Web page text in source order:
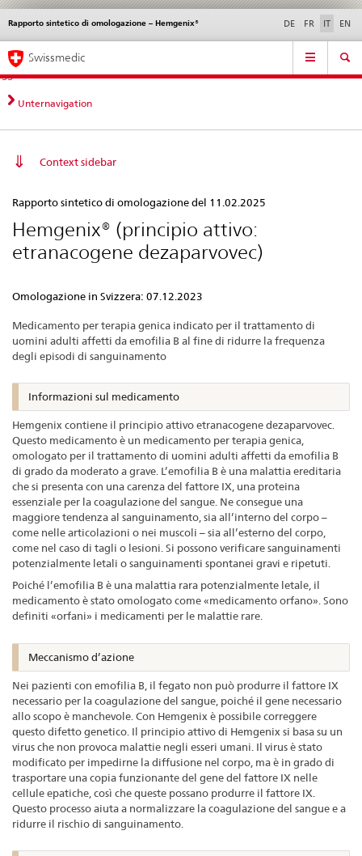
Navigazione
diretta:
novità,
aspetti
contatto
Novità &
norme
Contatto | Supporto &
aiuto
Rapporto sintetico di omologazione – Hemgenix® DE FR IT EN
Service
Navigation
Swissmedic
Unternavigation
Context sidebar
sintetico
di
omologazione
Hemgenix®
Rapporto sintetico di omologazione del 11.02.2025
Hemgenix® (principio attivo:
etranacogene dezaparvovec)
Omologazione in Svizzera: 07.12.2023
Medicamento per terapia genica indicato per il trattamento di
uomini adulti affetti da emofilia B al fine di ridurre la frequenza
degli episodi di sanguinamento
Informazioni sul medicamento
Hemgenix contiene il principio attivo etranacogene dezaparvovec.
Questo medicamento è un medicamento per terapia genica,
omologato per il trattamento di uomini adulti affetti da emofilia B
di grado da moderato a grave. L’emofilia B è una malattia ereditaria
che si presenta con una carenza del fattore IX, una proteina
essenziale per la coagulazione del sangue. Ne consegue una
maggiore tendenza al sanguinamento, sia all’interno del corpo –
come nelle articolazioni o nei muscoli – sia all’esterno del corpo,
come nel caso di tagli o lesioni. Si possono verificare sanguinamenti
potenzialmente letali o sanguinamenti spontanei gravi e ripetuti.
Poiché l’emofilia B è una malattia rara potenzialmente letale, il
medicamento è stato omologato come «medicamento orfano». Sono
definiti «orfani» i medicamenti per le malattie rare.
Meccanismo d’azione
Nei pazienti con emofilia B, il fegato non può produrre il fattore IX
necessario per la coagulazione del sangue, poiché il gene necessario
allo scopo è manchevole. Con Hemgenix è possibile correggere
questo difetto genetico. Il principio attivo di Hemgenix si basa su un
virus che non provoca malattie negli esseri umani. Il virus è stato
modificato per impedirne la diffusione nel corpo, ma è in grado di
trasportare una copia funzionante del gene del fattore IX nelle
cellule epatiche, così che queste possano produrre il fattore IX.
Questo processo aiuta a normalizzare la coagulazione del sangue e a
ridurre il rischio di sanguinamento.